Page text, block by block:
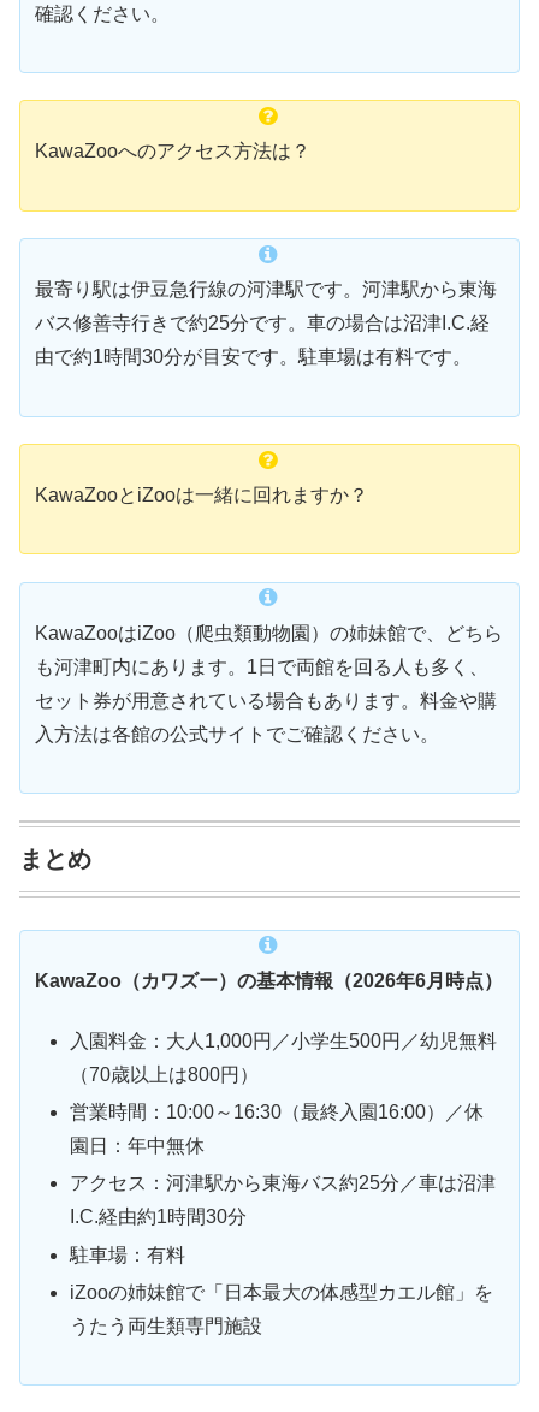
確認ください。
KawaZooへのアクセス方法は？
最寄り駅は伊豆急行線の河津駅です。河津駅から東海
バス修善寺行きで約25分です。車の場合は沼津I.C.経
由で約1時間30分が目安です。駐車場は有料です。
KawaZooとiZooは一緒に回れますか？
KawaZooはiZoo（爬虫類動物園）の姉妹館で、どちら
も河津町内にあります。1日で両館を回る人も多く、
セット券が用意されている場合もあります。料金や購
入方法は各館の公式サイトでご確認ください。
まとめ
KawaZoo（カワズー）の基本情報（2026年6月時点）
入園料金：大人1,000円／小学生500円／幼児無料
（70歳以上は800円）
営業時間：10:00～16:30（最終入園16:00）／休
園日：年中無休
アクセス：河津駅から東海バス約25分／車は沼津
I.C.経由約1時間30分
駐車場：有料
iZooの姉妹館で「日本最大の体感型カエル館」を
うたう両生類専門施設